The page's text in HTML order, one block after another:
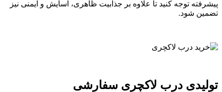
پیشرفته توجه کنید تا علاوه بر جذابیت ظاهری، آسایش و ایمنی نیز
تضمین شود.
تولیدی درب لاکچری سفارشی